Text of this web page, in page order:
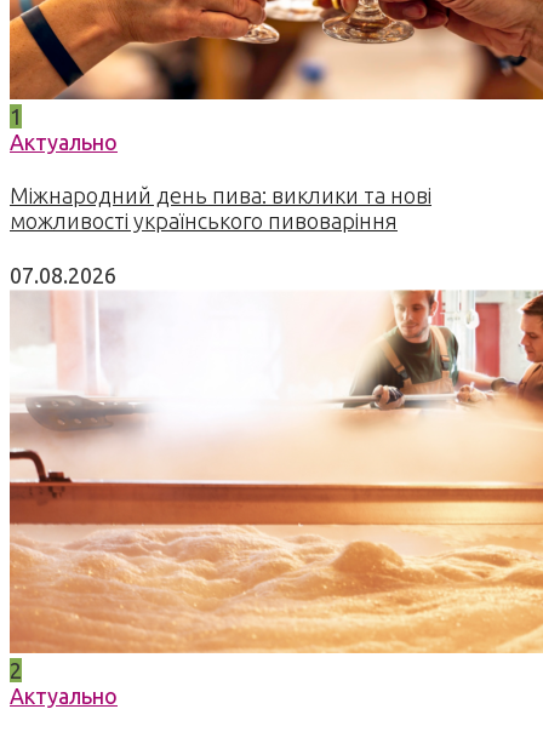
1
Актуально
Міжнародний день пива: виклики та нові
можливості українського пивоваріння
07.08.2026
2
Актуально